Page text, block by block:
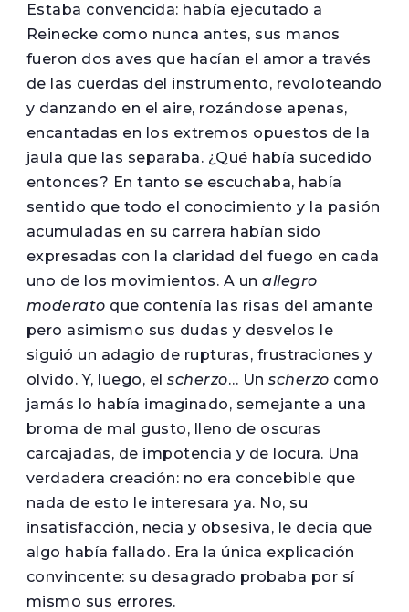
Estaba convencida: había ejecutado a
Reinecke como nunca antes, sus manos
fueron dos aves que hacían el amor a través
de las cuerdas del instrumento, revoloteando
y danzando en el aire, rozándose apenas,
encantadas en los extremos opuestos de la
jaula que las separaba. ¿Qué había sucedido
entonces? En tanto se escuchaba, había
sentido que todo el conocimiento y la pasión
acumuladas en su carrera habían sido
expresadas con la claridad del fuego en cada
uno de los movimientos. A unallegro
moderato que contenía las risas del amante
pero asimismo sus dudas y desvelos le
siguió un adagio de rupturas, frustraciones y
olvido. Y, luego, elscherzo… Unscherzo como
jamás lo había imaginado, semejante a una
broma de mal gusto, lleno de oscuras
carcajadas, de impotencia y de locura. Una
verdadera creación: no era concebible que
nada de esto le interesara ya. No, su
insatisfacción, necia y obsesiva, le decía que
algo había fallado. Era la única explicación
convincente: su desagrado probaba por sí
mismo sus errores.